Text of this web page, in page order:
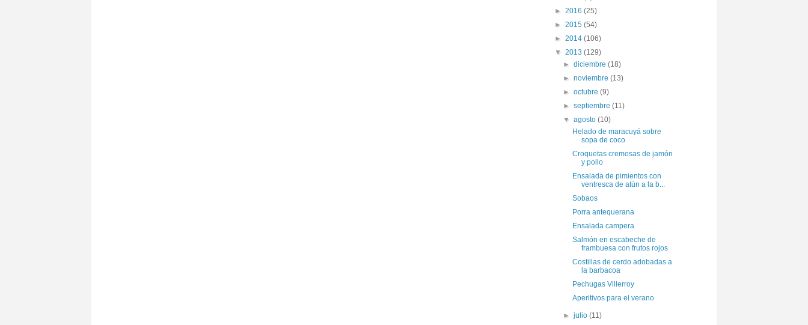
► 2016 (25)
► 2015 (54)
► 2014 (106)
▼ 2013 (129)
►diciembre(18)
►noviembre(13)
►octubre(9)
►septiembre(11)
▼agosto(10)
Helado de maracuyá sobre
sopa de coco
Croquetas cremosas de jamón
y pollo
Ensalada de pimientos con
ventresca de atún a la b...
Sobaos
Porra antequerana
Ensalada campera
Salmón en escabeche de
frambuesa con frutos rojos
Costillas de cerdo adobadas a
la barbacoa
Pechugas Villerroy
Aperitivos para el verano
►julio(11)